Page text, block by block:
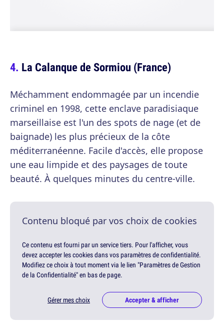
La Calanque de Sormiou (France)
Méchamment endommagée par un incendie
criminel en 1998, cette enclave paradisiaque
marseillaise est l'un des spots de nage (et de
baignade) les plus précieux de la côte
méditerranéenne. Facile d'accès, elle propose
une eau limpide et des paysages de toute
beauté. À quelques minutes du centre-ville.
Contenu bloqué par vos choix de cookies
Ce contenu est fourni par un service tiers. Pour l'afficher, vous
devez accepter les cookies dans vos paramètres de confidentialité.
Modifiez ce choix à tout moment via le lien "Paramètres de Gestion
de la Confidentialité" en bas de page.
Gérer mes choix Accepter & afficher